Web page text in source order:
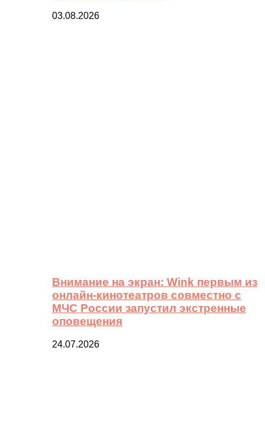
03.08.2026
Внимание на экран: Wink первым из
онлайн-кинотеатров совместно с
МЧС России запустил экстренные
оповещения
24.07.2026